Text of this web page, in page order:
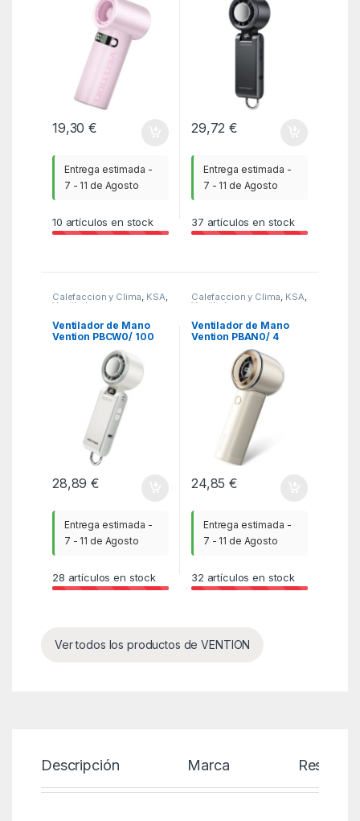
19,30€
Entrega estimada -
7 - 11 de Agosto
10 artículos en stock
29,72€
Entrega estimada -
7 - 11 de Agosto
37 artículos en stock
Calefaccion y Clima, KSA,
Ventiladores y
Ventilador de Mano
Vention PBCW0/ 100
28,89€
Entrega estimada -
7 - 11 de Agosto
28 artículos en stock
Calefaccion y Clima, KSA,
Ventiladores y
Ventilador de Mano
Vention PBAN0/ 4
velocidades
24,85€
Entrega estimada -
7 - 11 de Agosto
32 artículos en stock
Ver todos los productos de VENTION
Descripción Marca Reseñas